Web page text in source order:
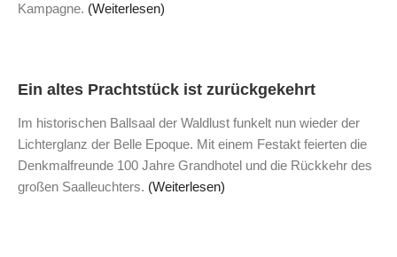
Kampagne. (Weiterlesen)
Ein altes Prachtstück ist zurückgekehrt
Im historischen Ballsaal der Waldlust funkelt nun wieder der
Lichterglanz der Belle Epoque. Mit einem Festakt feierten die
Denkmalfreunde 100 Jahre Grandhotel und die Rückkehr des
großen Saalleuchters. (Weiterlesen)